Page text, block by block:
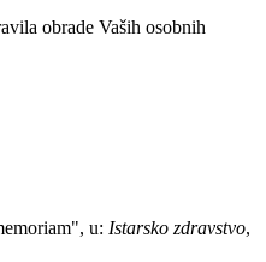
obrade Vaših osobnih
u: Istarsko zdravstvo,